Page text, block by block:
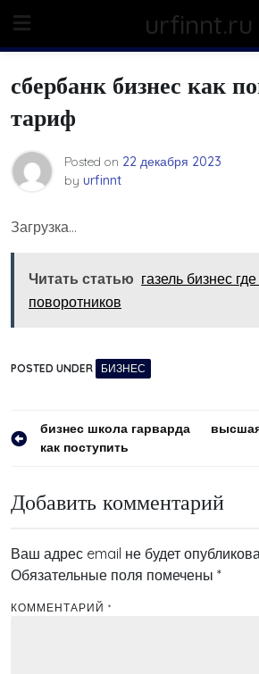
content
urfinnt.ru
сбербанк бизнес как
тариф
Posted on 22 декабря 2023
by urfinnt
Загрузка…
Читать статью газель бизнес
поворотников
POSTED UNDER БИЗНЕС
Навигация
бизнес школа гарварда
как поступить
Добавить комментарий
Ваш адрес email не будет
Обязательные поля помечены *
КОММЕНТАРИЙ *